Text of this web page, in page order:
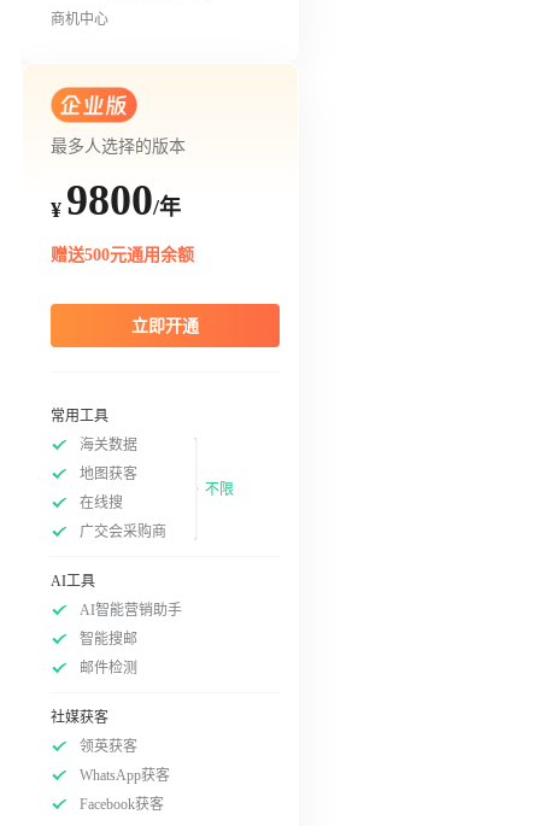
商机中心
最多人选择的版本
¥ 9800/年
赠送500元通用余额
立即开通
常用工具
海关数据
地图获客
在线搜
广交会采购商
不限
AI工具
AI智能营销助手
智能搜邮
邮件检测
社媒获客
领英获客
WhatsApp获客
Facebook获客